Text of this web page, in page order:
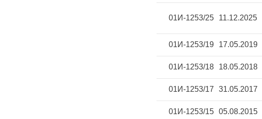
01И-1253/25 11.12.2025
01И-1253/19 17.05.2019
01И-1253/18 18.05.2018
01И-1253/17 31.05.2017
01И-1253/15 05.08.2015